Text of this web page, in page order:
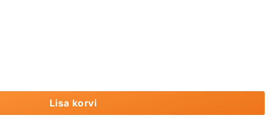
MAKITA 135930-7 kogus
Lisa korvi